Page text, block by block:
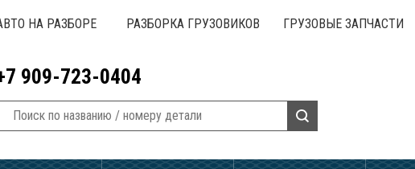
НА РАЗБОРЕ РАЗБОРКА ГРУЗОВИКОВ ГРУЗОВЫЕ ЗАПЧАСТИ
909-723-0404